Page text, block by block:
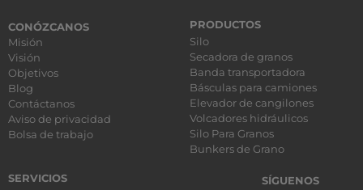
CONÓZCANOS
Misión
Visión
Objetivos
Blog
Contáctanos
Aviso de privacidad
Bolsa de trabajo
PRODUCTOS
Silo
Secadora de granos
Banda transportadora
Básculas para camiones
Elevador de cangilones
Volcadores hidráulicos
Silo Para Granos
Bunkers de Grano
SERVICIOS
SÍGUENOS